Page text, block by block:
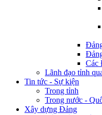
Các
Lãnh đạo tỉnh
Tin tức - Sự kiện
Trong tỉnh
Trong nước -
Xây dựng Đảng